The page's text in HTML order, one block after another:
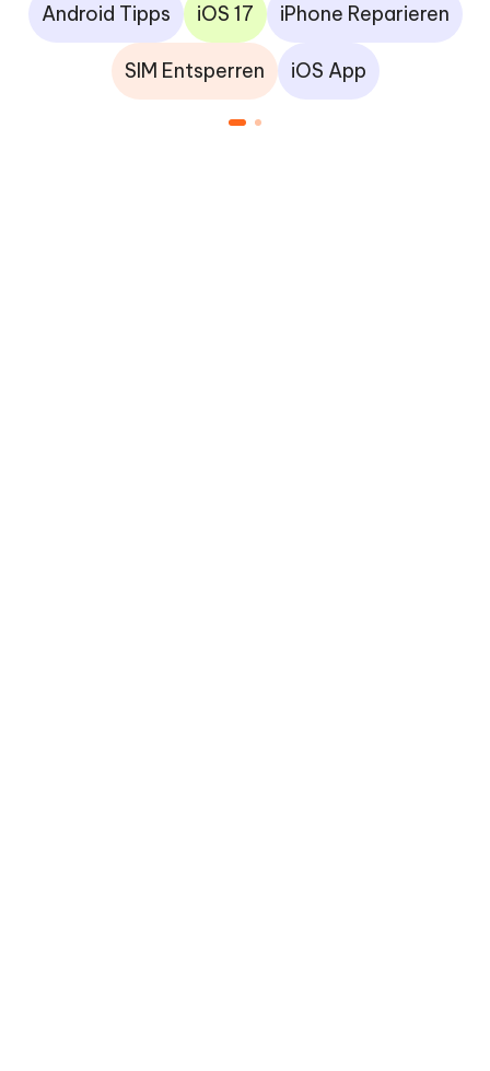
Android Tipps iOS 17 iPhone Reparieren
SIM Entsperren iOS App